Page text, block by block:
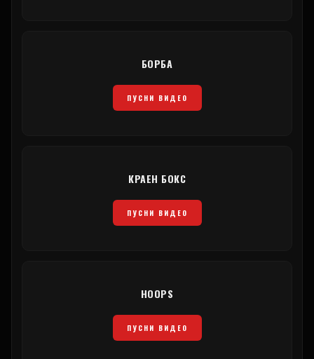
БОРБА
ПУСНИ ВИДЕО
КРАЕН БОКС
ПУСНИ ВИДЕО
HOOPS
ПУСНИ ВИДЕО